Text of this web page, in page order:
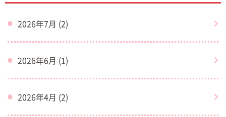
2026年7月 (2)
2026年6月 (1)
2026年4月 (2)